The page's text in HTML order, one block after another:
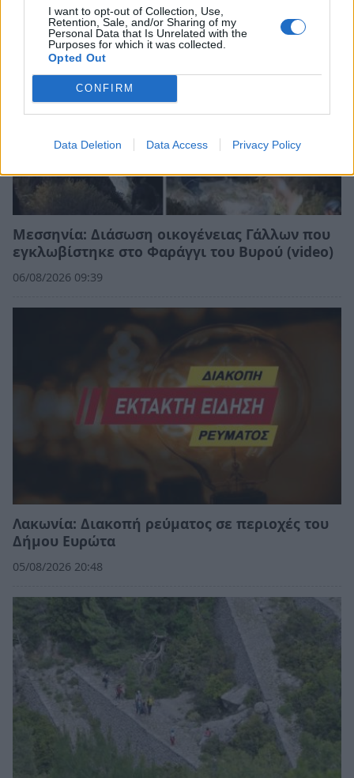
I want to opt-out of Collection, Use,
Retention, Sale, and/or Sharing of my
Personal Data that Is Unrelated with the
Purposes for which it was collected.
Opted Out
CONFIRM
Data Deletion Data Access Privacy Policy
Μεσσηνία: Διάσωση οικογένειας Γάλλων που
εγκλωβίστηκε στο Φαράγγι του Βυρού (video)
06/08/2026 09:39
Λακωνία: Διακοπή ρεύματος σε περιοχές του
Δήμου Ευρώτα
05/08/2026 20:48